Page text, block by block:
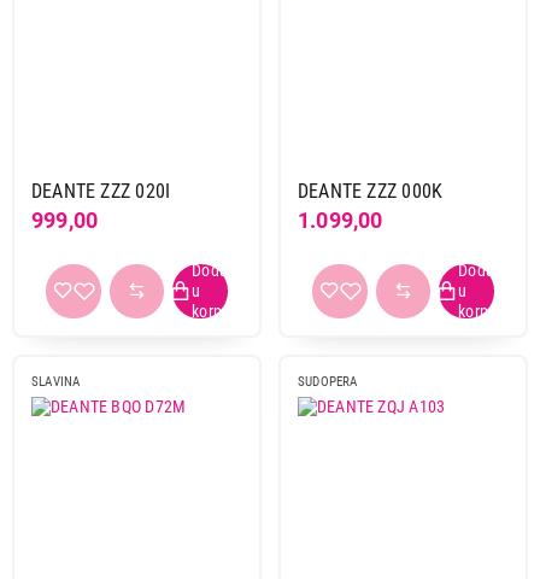
DEANTE ZZZ 020I
999,00
DEANTE ZZZ 000K
1.099,00
SLAVINA SUDOPERA